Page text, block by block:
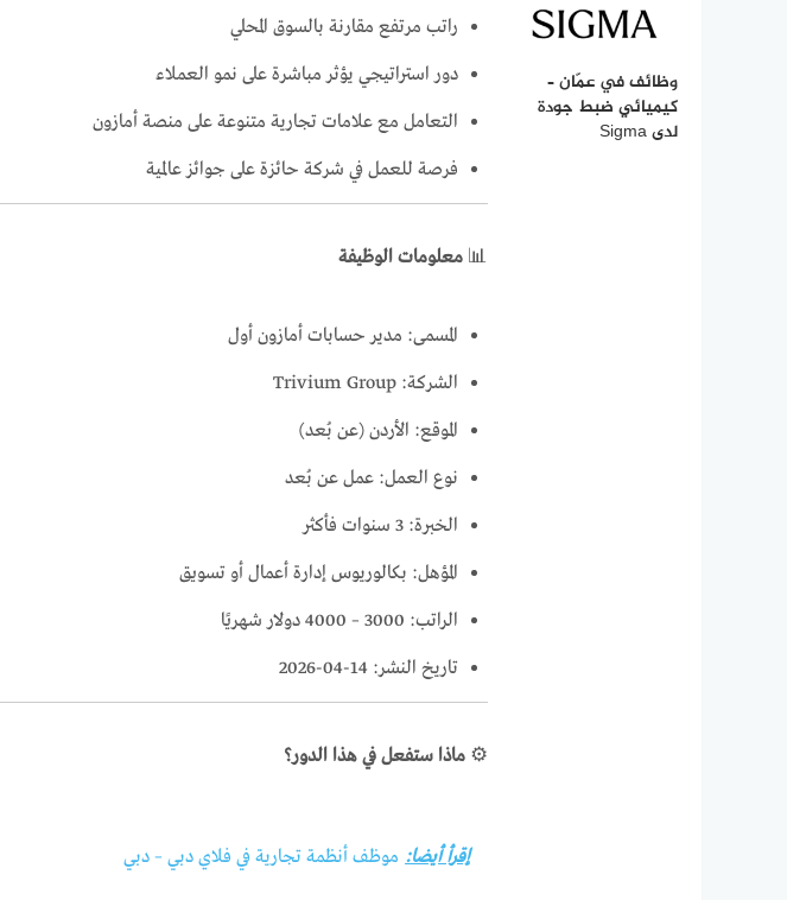
وظائف في عمّان –
كيميائي ضبط جودة
لدى Sigma
راتب مرتفع مقارنة بالسوق المحلي
دور استراتيجي يؤثر مباشرة على نمو العملاء
التعامل مع علامات تجارية متنوعة على منصة أمازون
فرصة للعمل في شركة حائزة على جوائز عالمية
📊 معلومات الوظيفة
المسمى: مدير حسابات أمازون أول
الشركة: Trivium Group
الموقع: الأردن (عن بُعد)
نوع العمل: عمل عن بُعد
الخبرة: 3 سنوات فأكثر
المؤهل: بكالوريوس إدارة أعمال أو تسويق
الراتب: 3000 – 4000 دولار شهريًا
تاريخ النشر: 14-04-2026
⚙️ ماذا ستفعل في هذا الدور؟
إقرأ أيضا: موظف أنظمة تجارية في فلاي دبي – دبي